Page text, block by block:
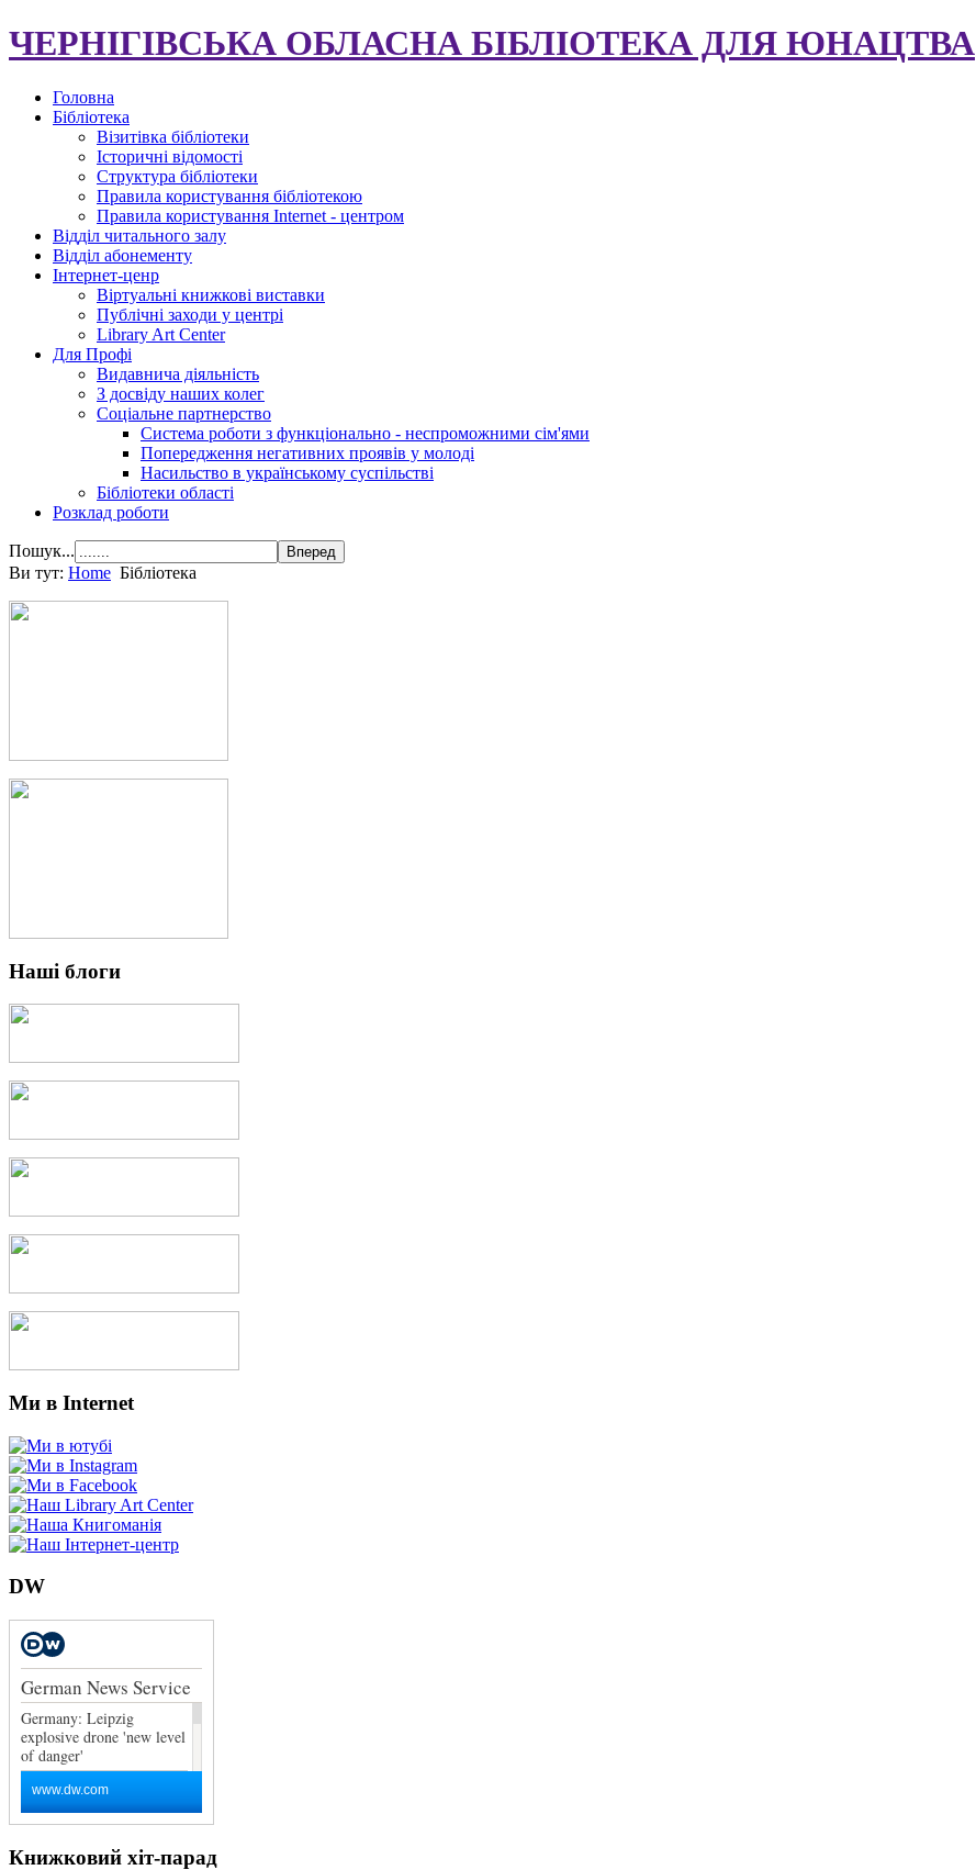
ЧЕРНІГІВСЬКА ОБЛАСНА БІБЛІОТЕКА ДЛЯ ЮНАЦТВА
Головна
Бібліотека
Візитівка бібліотеки
Історичні відомості
Структура бібліотеки
Правила користування бібліотекою
Правила користування Internet - центром
Відділ читального залу
Відділ абонементу
Інтернет-ценр
Віртуальні книжкові виставки
Публічні заходи у центрі
Library Art Center
Для Профі
Видавнича діяльність
З досвіду наших колег
Соціальне партнерство
Система роботи з функціонально - неспроможними сім'ями
Попередження негативних проявів у молоді
Насильство в українському суспільстві
Бібліотеки області
Розклад роботи
Пошук...
Ви тут: Home Бібліотека
Наші блоги
Ми в Internet
DW
Книжковий хіт-парад